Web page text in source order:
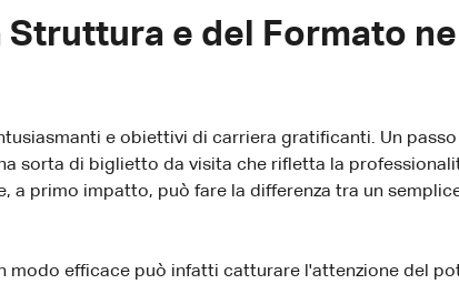
Struttura e del Formato
e obiettivi di carriera gratificanti. Un
sorta di biglietto da visita che rifletta la
a primo impatto, può fare la differenza tra un
modo efficace può infatti catturare l'attenzione del